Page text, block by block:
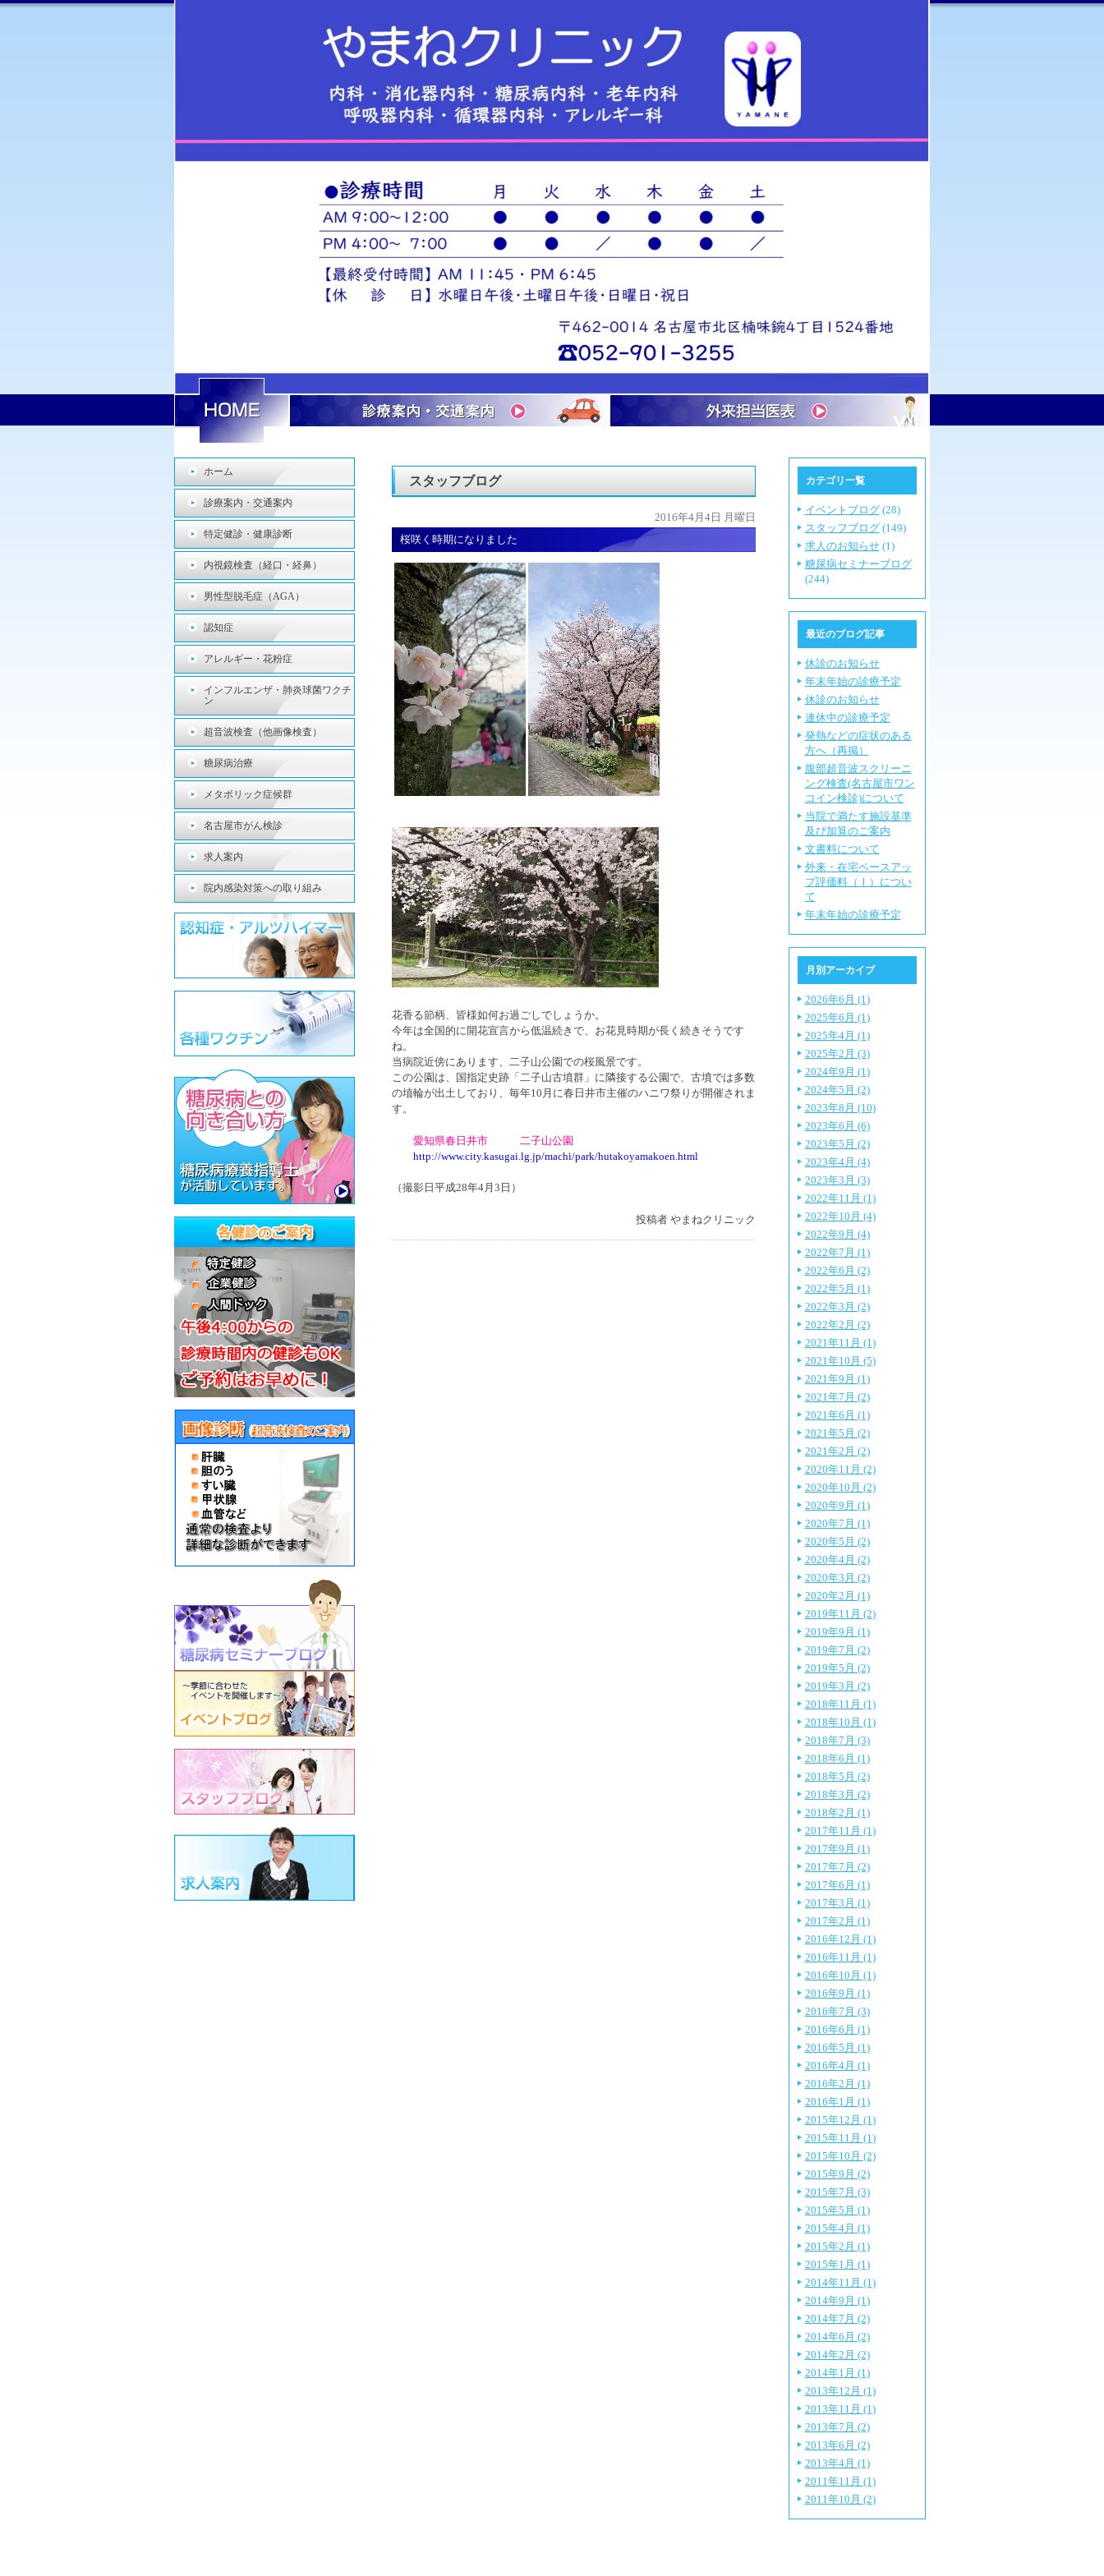
スタッフブログ
2016年4月4日 月曜日
桜咲く時期になりました
花香る節柄、皆様如何お過ごしでしょうか。
今年は全国的に開花宣言から低温続きで、お花見時期が長く続きそうです
ね。
当病院近傍にあります、二子山公園での桜風景です。
この公園は、国指定史跡「二子山古墳群」に隣接する公園で、古墳では多数
の埴輪が出土しており、毎年10月に春日井市主催のハニワ祭りが開催されま
す。
愛知県春日井市 二子山公園
http://www.city.kasugai.lg.jp/machi/park/hutakoyamakoen.html
（撮影日平成28年4月3日）
投稿者やまねクリニック
カテゴリ一覧
イベントブログ(28)
スタッフブログ(149)
求人のお知らせ(1)
糖尿病セミナーブログ
(244)
最近のブログ記事
休診のお知らせ
年末年始の診療予定
休診のお知らせ
連休中の診療予定
発熱などの症状のある
方へ（再掲）
腹部超音波スクリーニ
ング検査(名古屋市ワン
コイン検診)について
当院で満たす施設基準
及び加算のご案内
文書料について
外来・在宅ベースアッ
プ評価料（Ⅰ）につい
て
年末年始の診療予定
月別アーカイブ
2026年6月 (1)
2025年6月 (1)
2025年4月 (1)
2025年2月 (3)
2024年9月 (1)
2024年5月 (2)
2023年8月 (10)
2023年6月 (6)
2023年5月 (2)
2023年4月 (4)
2023年3月 (3)
2022年11月 (1)
2022年10月 (4)
2022年9月 (4)
2022年7月 (1)
2022年6月 (2)
2022年5月 (1)
2022年3月 (2)
2022年2月 (2)
2021年11月 (1)
2021年10月 (5)
2021年9月 (1)
2021年7月 (2)
2021年6月 (1)
2021年5月 (2)
2021年2月 (2)
2020年11月 (2)
2020年10月 (2)
2020年9月 (1)
2020年7月 (1)
2020年5月 (2)
2020年4月 (2)
2020年3月 (2)
2020年2月 (1)
2019年11月 (2)
2019年9月 (1)
2019年7月 (2)
2019年5月 (2)
2019年3月 (2)
2018年11月 (1)
2018年10月 (1)
2018年7月 (3)
2018年6月 (1)
2018年5月 (2)
2018年3月 (2)
2018年2月 (1)
2017年11月 (1)
2017年9月 (1)
2017年7月 (2)
2017年6月 (1)
2017年3月 (1)
2017年2月 (1)
2016年12月 (1)
2016年11月 (1)
2016年10月 (1)
2016年9月 (1)
2016年7月 (3)
2016年6月 (1)
2016年5月 (1)
2016年4月 (1)
2016年2月 (1)
2016年1月 (1)
2015年12月 (1)
2015年11月 (1)
2015年10月 (2)
2015年9月 (2)
2015年7月 (3)
2015年5月 (1)
2015年4月 (1)
2015年2月 (1)
2015年1月 (1)
2014年11月 (1)
2014年9月 (1)
2014年7月 (2)
2014年6月 (2)
2014年2月 (2)
2014年1月 (1)
2013年12月 (1)
2013年11月 (1)
2013年7月 (2)
2013年6月 (2)
2013年4月 (1)
2011年11月 (1)
2011年10月 (2)
ホーム
診療案内・交通案内
特定健診・健康診断
内視鏡検査（経口・経鼻）
男性型脱毛症（AGA）
認知症
アレルギー・花粉症
インフルエンザ・肺炎球菌ワクチ
ン
超音波検査（他画像検査）
糖尿病治療
メタボリック症候群
名古屋市がん検診
求人案内
院内感染対策への取り組み